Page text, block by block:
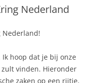
Nederland
Nederland!
hoop dat je bij onze
vinden. Hieronder
zaken op een rijtje.